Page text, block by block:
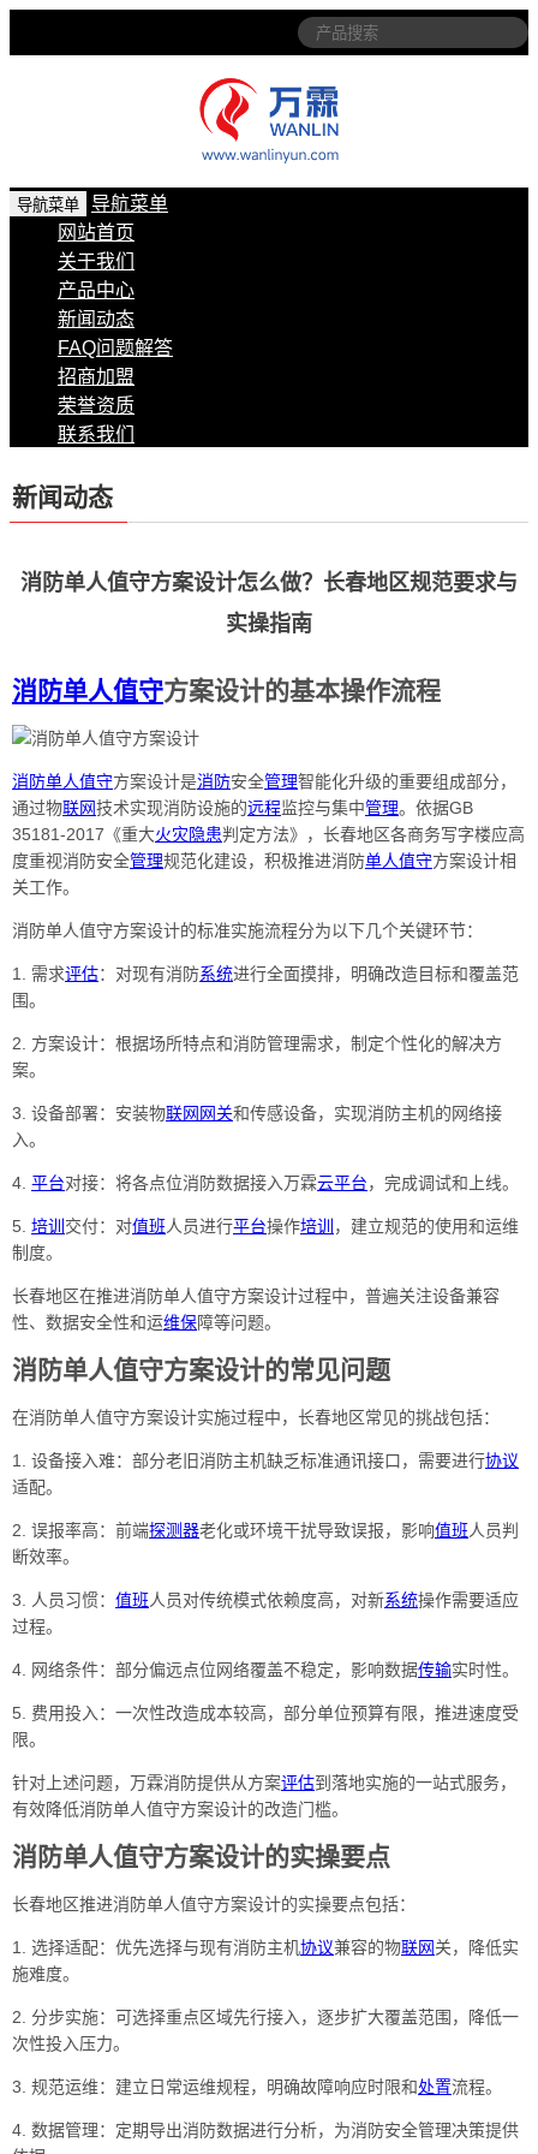
导航菜单
导航菜单
网站首页
关于我们
产品中心
新闻动态
FAQ问题解答
招商加盟
荣誉资质
联系我们
新闻动态
消防单人值守方案设计怎么做？长春地区规范要求与
实操指南
消防单人值守方案设计的基本操作流程
消防单人值守方案设计是消防安全管理智能化升级的重要组成部分，
通过物联网技术实现消防设施的远程监控与集中管理。依据GB
35181-2017《重大火灾隐患判定方法》，长春地区各商务写字楼应高
度重视消防安全管理规范化建设，积极推进消防单人值守方案设计相
关工作。
消防单人值守方案设计的标准实施流程分为以下几个关键环节：
1. 需求评估：对现有消防系统进行全面摸排，明确改造目标和覆盖范
围。
2. 方案设计：根据场所特点和消防管理需求，制定个性化的解决方
案。
3. 设备部署：安装物联网 网关和传感设备，实现消防主机的网络接
入。
4. 平台对接：将各点位消防数据接入万霖云平台，完成调试和上线。
5. 培训 交付：对值班人员进行平台操作培训 ，建立规范的使用和运维
制度。
长春地区在推进消防单人值守方案设计过程中，普遍关注设备兼容
性、数据安全性和运维保障等问题。
消防单人值守方案设计的常见问题
在消防单人值守方案设计实施过程中，长春地区常见的挑战包括：
1. 设备接入难：部分老旧消防主机缺乏标准通讯接口，需要进行协议
适配。
2. 误报率高：前端探测器老化或环境干扰导致误报，影响值班人员判
断效率。
3. 人员习惯： 值班人员对传统模式依赖度高，对新系统操作需要适应
过程。
4. 网络条件：部分偏远点位网络覆盖不稳定，影响数据传输实时性。
5. 费用投入：一次性改造成本较高，部分单位预算有限，推进速度受
限。
针对上述问题，万霖消防提供从方案评估到落地实施的一站式服务，
有效降低消防单人值守方案设计的改造门槛。
消防单人值守方案设计的实操要点
长春地区推进消防单人值守方案设计的实操要点包括：
1. 选择适配：优先选择与现有消防主机协议兼容的物联网关，降低实
施难度。
2. 分步实施：可选择重点区域先行接入，逐步扩大覆盖范围，降低一
次性投入压力。
3. 规范运维：建立日常运维规程，明确故障响应时限和处置流程。
4. 数据管理：定期导出消防数据进行分析，为消防安全管理决策提供